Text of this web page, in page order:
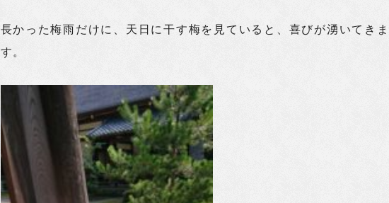
長かった梅雨だけに、天日に干す梅を見ていると、喜びが湧いてきま
す。